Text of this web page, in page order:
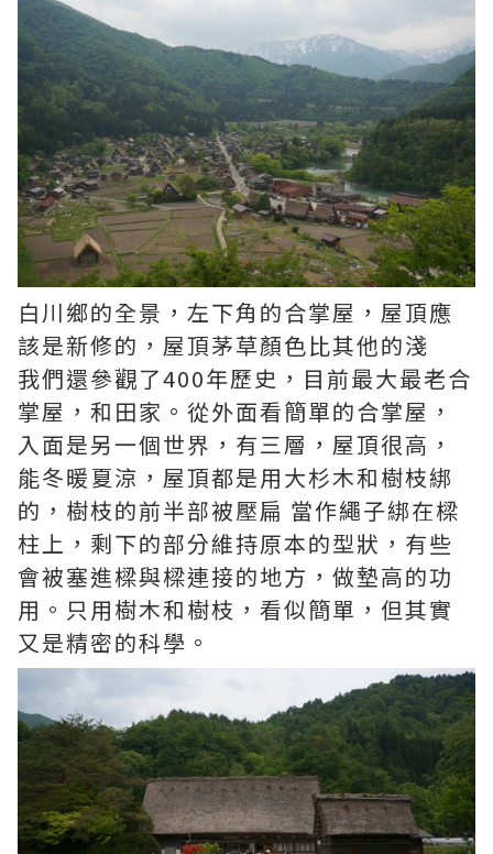
白川鄉的全景，左下角的合掌屋，屋頂應
該是新修的，屋頂茅草顏色比其他的淺
我們還參觀了400年歷史，目前最大最老合
掌屋，和田家。從外面看簡單的合掌屋，
入面是另一個世界，有三層，屋頂很高，
能冬暖夏涼，屋頂都是用大杉木和樹枝綁
的，樹枝的前半部被壓扁 當作繩子綁在樑
柱上，剩下的部分維持原本的型狀，有些
會被塞進樑與樑連接的地方，做墊高的功
用。只用樹木和樹枝，看似簡單，但其實
又是精密的科學。